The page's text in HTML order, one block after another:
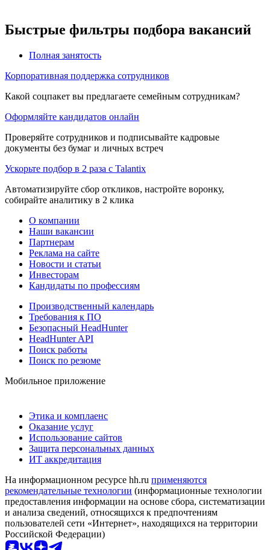
Быстрые фильтры подбора вакансий
Полная занятость
Корпоративная поддержка сотрудников
Какой соцпакет вы предлагаете семейным сотрудникам?
Оформляйте кандидатов онлайн
Проверяйте сотрудников и подписывайте кадровые
документы без бумаг и личных встреч
Ускорьте подбор в 2 раза с Talantix
Автоматизируйте сбор откликов, настройте воронку,
собирайте аналитику в 2 клика
О компании
Наши вакансии
Партнерам
Реклама на сайте
Новости и статьи
Инвесторам
Кандидаты по профессиям
Производственный календарь
Требования к ПО
Безопасный HeadHunter
HeadHunter API
Поиск работы
Поиск по резюме
Мобильное приложение
Этика и комплаенс
Оказание услуг
Использование сайтов
Защита персональных данных
ИТ аккредитация
На информационном ресурсе hh.ru применяются
рекомендательные технологии (информационные технологии
предоставления информации на основе сбора, систематизации
и анализа сведений, относящихся к предпочтениям
пользователей сети «Интернет», находящихся на территории
Российской Федерации)